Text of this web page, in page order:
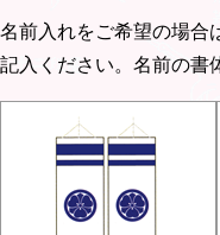
名前入れをご希望の場合
記入ください。名前の書